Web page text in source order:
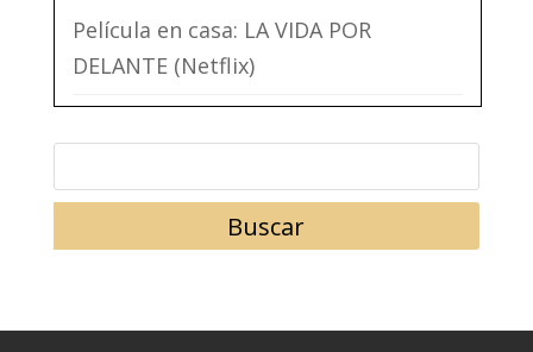
Película en casa: LA VIDA POR
DELANTE (Netflix)